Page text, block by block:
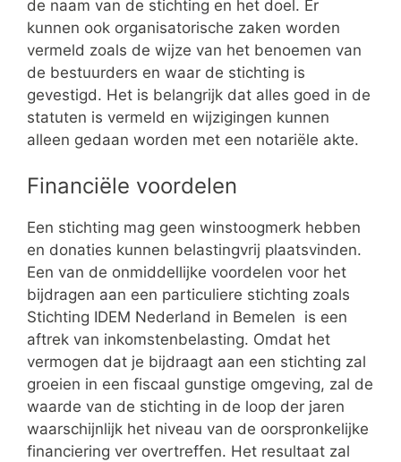
de naam van de stichting en het doel. Er
kunnen ook organisatorische zaken worden
vermeld zoals de wijze van het benoemen van
de bestuurders en waar de stichting is
gevestigd. Het is belangrijk dat alles goed in de
statuten is vermeld en wijzigingen kunnen
alleen gedaan worden met een notariële akte.
Financiële voordelen
Een stichting mag geen winstoogmerk hebben
en donaties kunnen belastingvrij plaatsvinden.
Een van de onmiddellijke voordelen voor het
bijdragen aan een particuliere stichting zoals
Stichting IDEM Nederland in Bemelen is een
aftrek van inkomstenbelasting. Omdat het
vermogen dat je bijdraagt aan een stichting zal
groeien in een fiscaal gunstige omgeving, zal de
waarde van de stichting in de loop der jaren
waarschijnlijk het niveau van de oorspronkelijke
financiering ver overtreffen. Het resultaat zal